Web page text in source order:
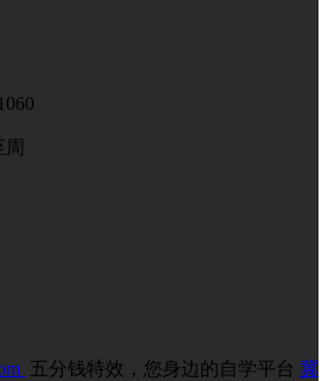
五分钱特效，您身边的自学平台 冀